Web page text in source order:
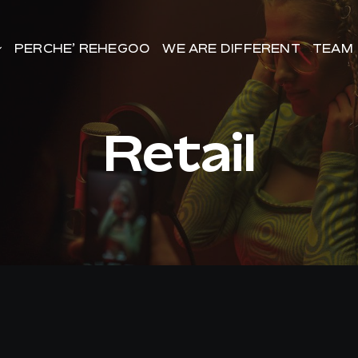
PERCHE’ REHEGOO WE ARE DIFFERENT TEAM
PERCHE’ REHEGOO WE ARE DIFFERENT TEAM
Retail